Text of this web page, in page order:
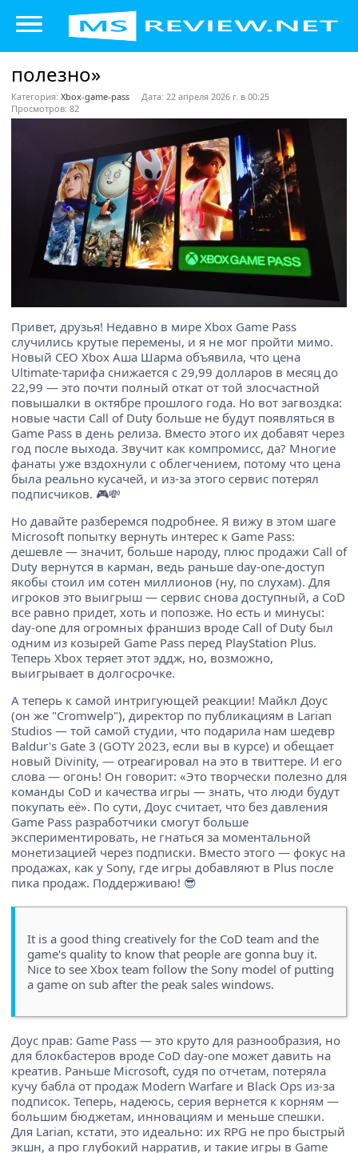
полезно»
Категория: Xbox-game-pass
Дата: 22 апреля 2026 г. в 00:25
Просмотров: 82
Привет, друзья! Недавно в мире Xbox Game Pass
случились крутые перемены, и я не мог пройти мимо.
Новый CEO Xbox Аша Шарма объявила, что цена
Ultimate-тарифа снижается с 29,99 долларов в месяц до
22,99 — это почти полный откат от той злосчастной
повышалки в октябре прошлого года. Но вот загвоздка:
новые части Call of Duty больше не будут появляться в
Game Pass в день релиза. Вместо этого их добавят через
год после выхода. Звучит как компромисс, да? Многие
фанаты уже вздохнули с облегчением, потому что цена
была реально кусачей, и из-за этого сервис потерял
подписчиков. 🎮💸
Но давайте разберемся подробнее. Я вижу в этом шаге
Microsoft попытку вернуть интерес к Game Pass:
дешевле — значит, больше народу, плюс продажи Call of
Duty вернутся в карман, ведь раньше day-one-доступ
якобы стоил им сотен миллионов (ну, по слухам). Для
игроков это выигрыш — сервис снова доступный, а CoD
все равно придет, хоть и попозже. Но есть и минусы:
day-one для огромных франшиз вроде Call of Duty был
одним из козырей Game Pass перед PlayStation Plus.
Теперь Xbox теряет этот эддж, но, возможно,
выигрывает в долгосрочке.
А теперь к самой интригующей реакции! Майкл Доус
(он же "Cromwelp"), директор по публикациям в Larian
Studios — той самой студии, что подарила нам шедевр
Baldur's Gate 3 (GOTY 2023, если вы в курсе) и обещает
новый Divinity, — отреагировал на это в твиттере. И его
слова — огонь! Он говорит: «Это творчески полезно для
команды CoD и качества игры — знать, что люди будут
покупать её». По сути, Доус считает, что без давления
Game Pass разработчики смогут больше
экспериментировать, не гнаться за моментальной
монетизацией через подписки. Вместо этого — фокус на
продажах, как у Sony, где игры добавляют в Plus после
пика продаж. Поддерживаю! 😎
It is a good thing creatively for the CoD team and the
game's quality to know that people are gonna buy it.
Nice to see Xbox team follow the Sony model of putting
a game on sub after the peak sales windows.
Доус прав: Game Pass — это круто для разнообразия, но
для блокбастеров вроде CoD day-one может давить на
креатив. Раньше Microsoft, судя по отчетам, потеряла
кучу бабла от продаж Modern Warfare и Black Ops из-за
подписок. Теперь, надеюсь, серия вернется к корням —
большим бюджетам, инновациям и меньше спешки.
Для Larian, кстати, это идеально: их RPG не про быстрый
экшн, а про глубокий нарратив, и такие игры в Game